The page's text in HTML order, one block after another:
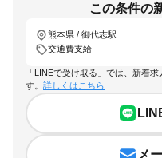
この条件の
熊本県 / 御代志駅
交通費支給
「LINEで受け取る」では、新着
す。 詳しくはこちら
メ